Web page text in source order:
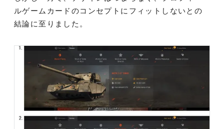
ルゲームカードのコンセプトにフィットしないとの
結論に至りました。